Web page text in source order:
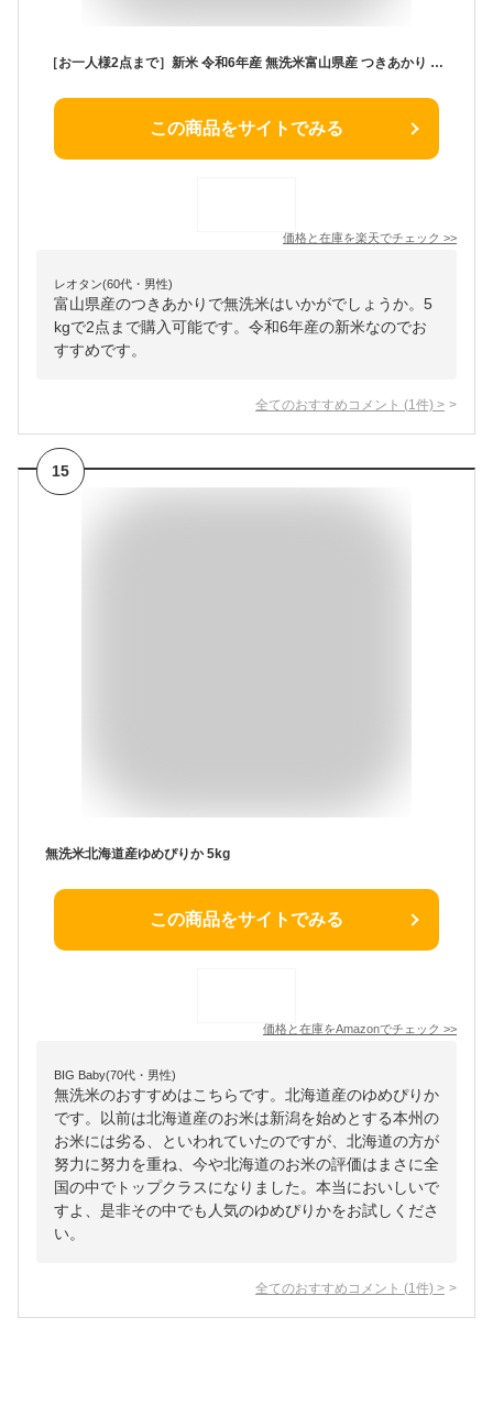
［お一人様2点まで］新米 令和6年産 無洗米富山県産 つきあかり 5kg 【送料無料】★Shop Of The Year米ジャンル大賞★[北海道沖縄へは別途送料760円]【コンビニ受取 コンビニ決済 後払い 可】
この商品をサイトでみる
価格と在庫を楽天でチェック >>
レオタン(60代・男性)
富山県産のつきあかりで無洗米はいかがでしょうか。5
kgで2点まで購入可能です。令和6年産の新米なのでお
すすめです。
全てのおすすめコメント (1 件) >
15
無洗米北海道産ゆめぴりか 5kg
この商品をサイトでみる
価格と在庫をAmazonでチェック >>
BIG Baby(70代・男性)
無洗米のおすすめはこちらです。北海道産のゆめぴりか
です。以前は北海道産のお米は新潟を始めとする本州の
お米には劣る、といわれていたのですが、北海道の方が
努力に努力を重ね、今や北海道のお米の評価はまさに全
国の中でトップクラスになりました。本当においしいで
すよ、是非その中でも人気のゆめぴりかをお試しくださ
い。
全てのおすすめコメント (1 件) >